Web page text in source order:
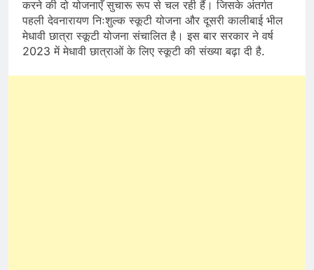
करने की दो योजनाएँ सुचारू रूप से चल रही हैं। जिसके अंतर्गत
पहली देवनारायण निःशुल्क स्कूटी योजना और दूसरी कालीबाई भील
मेधावी छात्रा स्कूटी योजना संचालित है। इस बार सरकार ने वर्ष
2023 में मेधावी छात्राओं के लिए स्कूटी की संख्या बढ़ा दी है.